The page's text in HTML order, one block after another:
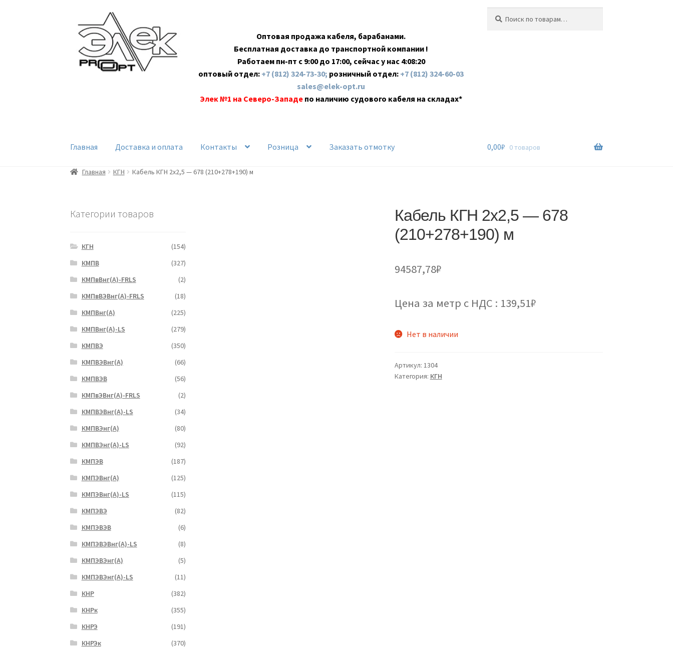
навигации
содержимому
Оптовая продажа кабеля, барабанами.
Бесплатная доставка до транспортной компании !
Работаем пн-пт с 9:00 до 17:00, сейчас у нас 4:08:21
оптовый отдел: +7 (812) 324-73-30; розничный отдел: +7 (812) 324-60-03
sales@elek-opt.ru
Элек №1 на Северо-Западе по наличию судового кабеля на складах*
Главная Доставка и оплата Контакты Розница Заказать отмотку 0,00₽ 0 товаров
Главная КГН Кабель КГН 2х2,5 — 678 (210+278+190) м
Кабель КГН 2х2,5 — 678
(210+278+190) м
94587,78₽
Цена за метр с НДС : 139,51₽
Нет в наличии
Артикул: 1304
Категория: КГН
Категории товаров
КГН
(154)
КМПВ
(327)
КМПвВнг(А)-FRLS
(2)
КМПвВЭВнг(А)-FRLS
(18)
КМПВнг(А)
(225)
КМПВнг(А)-LS
(279)
КМПВЭ
(350)
КМПВЭBнг(А)
(66)
КМПВЭВ
(56)
КМПвЭВнг(А)-FRLS
(2)
КМПВЭВнг(А)-LS
(34)
КМПВЭнг(А)
(80)
КМПВЭнг(А)-LS
(92)
КМПЭВ
(187)
КМПЭВнг(А)
(125)
КМПЭВнг(А)-LS
(115)
КМПЭВЭ
(82)
КМПЭВЭВ
(6)
КМПЭВЭВнг(А)-LS
(8)
КМПЭВЭнг(А)
(5)
КМПЭВЭнг(А)-LS
(11)
КНР
(382)
КНРк
(355)
КНРЭ
(191)
КНРЭк
(370)